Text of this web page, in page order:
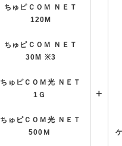
ちゅピＣＯＭ ＮＥＴ
120M
ちゅピＣＯＭ ＮＥＴ
30M ※3
ちゅピＣＯＭ光 ＮＥＴ
1Ｇ
ちゅピＣＯＭ光 ＮＥＴ
500Ｍ
＋